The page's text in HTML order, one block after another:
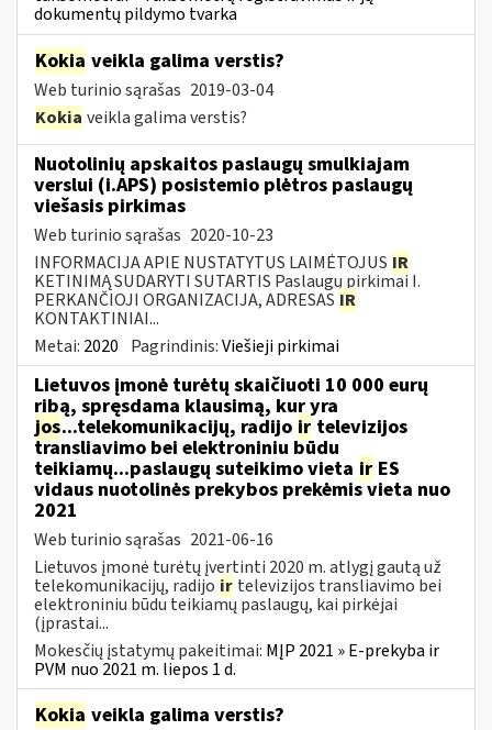
dokumentų pildymo tvarka
Kokia veikla galima verstis?
Web turinio sąrašas 2019-03-04
Kokia veikla galima verstis?
Nuotolinių apskaitos paslaugų smulkiajam
verslui (i.APS) posistemio plėtros paslaugų
viešasis pirkimas
Web turinio sąrašas 2020-10-23
INFORMACIJA APIE NUSTATYTUS LAIMĖTOJUS IR
KETINIMĄ SUDARYTI SUTARTIS Paslaugų pirkimai I.
PERKANČIOJI ORGANIZACIJA, ADRESAS IR
KONTAKTINIAI...
Metai: 2020 Pagrindinis:Viešieji pirkimai
Lietuvos įmonė turėtų skaičiuoti 10 000 eurų
ribą, spręsdama klausimą, kur yra
jos...telekomunikacijų, radijo ir televizijos
transliavimo bei elektroniniu būdu
teikiamų...paslaugų suteikimo vieta ir ES
vidaus nuotolinės prekybos prekėmis vieta nuo
2021
Web turinio sąrašas 2021-06-16
Lietuvos įmonė turėtų įvertinti 2020 m. atlygį gautą už
telekomunikacijų, radijo ir televizijos transliavimo bei
elektroniniu būdu teikiamų paslaugų, kai pirkėjai
(įprastai...
Mokesčių įstatymų pakeitimai: MĮP 2021 » E-prekyba ir
PVM nuo 2021 m. liepos 1 d.
Kokia veikla galima verstis?